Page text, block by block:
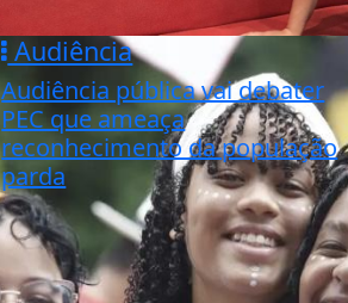
Audiência
Audiência pública vai debater
PEC que ameaça
reconhecimento da população
parda